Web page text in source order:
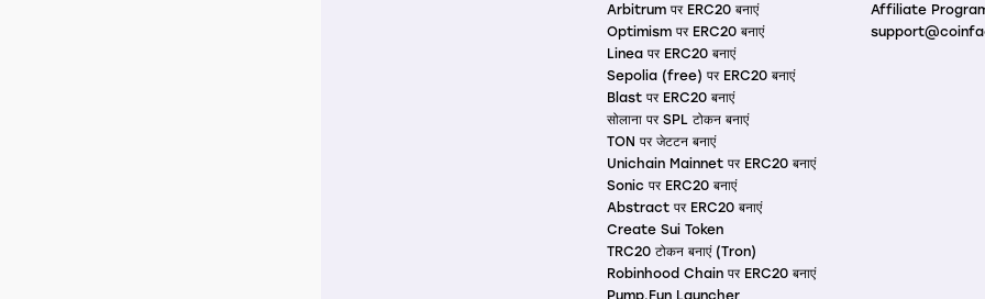
Arbitrum पर ERC20 बनाएं
Optimism पर ERC20 बनाएं
Linea पर ERC20 बनाएं
Sepolia (free) पर ERC20 बनाएं
Blast पर ERC20 बनाएं
सोलाना पर SPL टोकन बनाएं
TON पर जेटटन बनाएं
Unichain Mainnet पर ERC20 बनाएं
Sonic पर ERC20 बनाएं
Abstract पर ERC20 बनाएं
Create Sui Token
TRC20 टोकन बनाएं (Tron)
Robinhood Chain पर ERC20 बनाएं
Pump.Fun Launcher
Affiliate